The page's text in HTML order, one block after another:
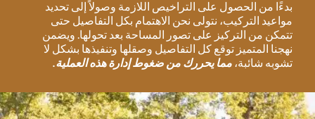
بدءًا من الحصول على التراخيص اللازمة وصولاً إلى تحديد
مواعيد التركيب، نتولى نحن الاهتمام بكل التفاصيل حتى
تتمكن من التركيز على تصور المساحة بعد تحولها. ويضمن
نهجنا المتميز توقع كل التفاصيل وصقلها وتنفيذها بشكل لا
تشوبه شائبة، مما يحررك من ضغوط إدارة هذه العملية.